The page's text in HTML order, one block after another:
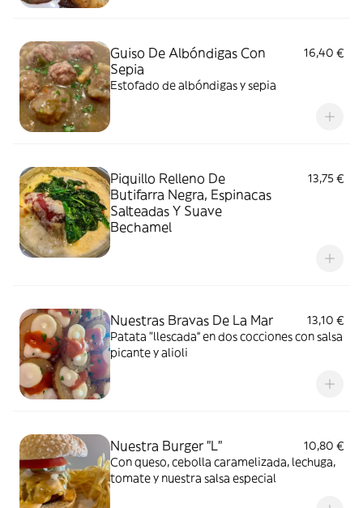
Guiso De Albóndigas Con
Sepia
16,40 €
Estofado de albóndigas y sepia
Piquillo Relleno De
Butifarra Negra, Espinacas
Salteadas Y Suave
Bechamel
13,75 €
Nuestras Bravas De La Mar
13,10 €
Patata "llescada“ en dos cocciones con salsa
picante y alioli
Nuestra Burger "L"
10,80 €
Con queso, cebolla caramelizada, lechuga,
tomate y nuestra salsa especial